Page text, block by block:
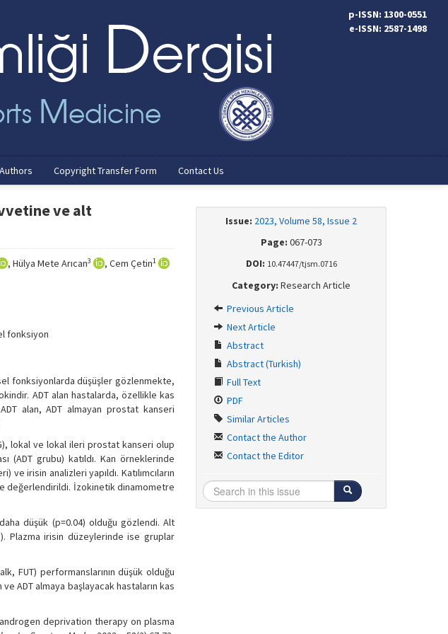
p-ISSN: 1300-0551
e-ISSN: 2587-1498
Copyright Transfer Form Contact Us
ve alt
, Hülya Mete Arıcan3 , Cem Çetin1
fonksiyon
fonksiyonlarda düşüşler gözlenmekte,
ADT alan hastalarda, özellikle kas
alan, ADT almayan prostat kanseri
lokal ve lokal ileri prostat kanseri olup
(ADT grubu) katıldı. Kan örneklerinde
irisin analizleri yapıldı. Katılımcıların
değerlendirildi. İzokinetik dinamometre
düşük (p=0.04) olduğu gözlendi. Alt
Plazma irisin düzeylerinde ise gruplar
FUT) performanslarının düşük olduğu
ADT almaya başlayacak hastaların kas
deprivation therapy on plasma
Issue: 2023, Volume 58, Issue 2
Page: 067-073
DOI: 10.47447/tjsm.0716
Category: Research Article
Previous Article
Next Article
Abstract
Abstract (Turkish)
Full Text
PDF
Similar Articles
Contact the Author
Contact the Editor